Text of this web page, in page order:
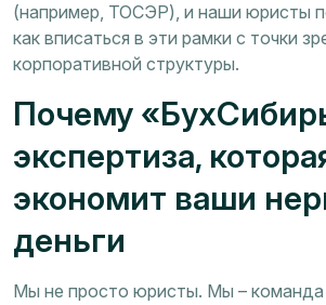
(например, ТОСЭР), и наши юристы
как вписаться в эти рамки с точки
корпоративной структуры.
Почему
экспертиза,
экономит ваши
деньги
Мы не просто юристы. Мы – команда